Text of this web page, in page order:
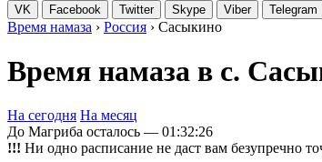
VK Facebook Twitter Skype Viber Telegram
Время намаза › Россия › Сасыкино
Время намаза в с.
На сегодня На месяц
До Магриба осталось — 01:32:26
!!! Ни одно расписание не даст вам безупречно